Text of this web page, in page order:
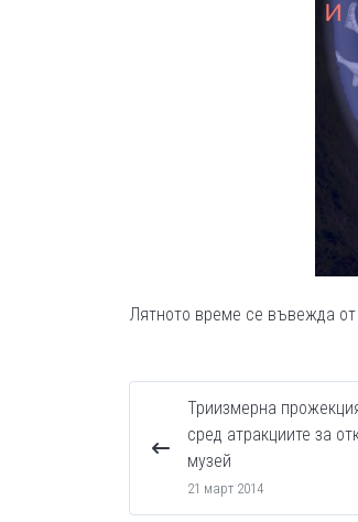
Лятното време се въвежда
Триизмерна
сред атракциите за
музей
21 март 2014